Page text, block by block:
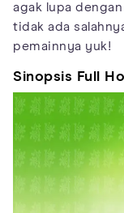
agak lupa
tidak ada
pemainnya yuk!
Sinopsis Full